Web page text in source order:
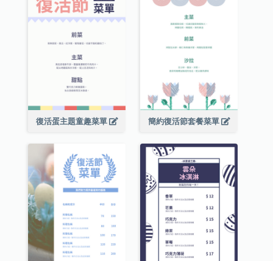
復活蛋主題童趣菜單 簡約復活節套餐菜單